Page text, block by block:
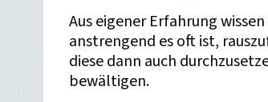
Aus eigener Erfahrung
anstrengend es oft ist,
diese dann auch
bewältigen.